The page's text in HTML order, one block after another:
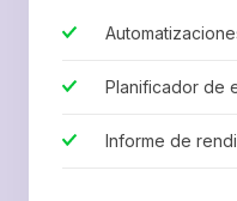
Planificador de
Informe de